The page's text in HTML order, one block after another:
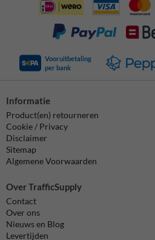
Vooruitbetaling
per bank
Informatie
Product(en) retourneren
Cookie / Privacy
Disclaimer
Sitemap
Algemene Voorwaarden
Over TrafficSupply
Contact
Over ons
Nieuws en Blog
Levertijden